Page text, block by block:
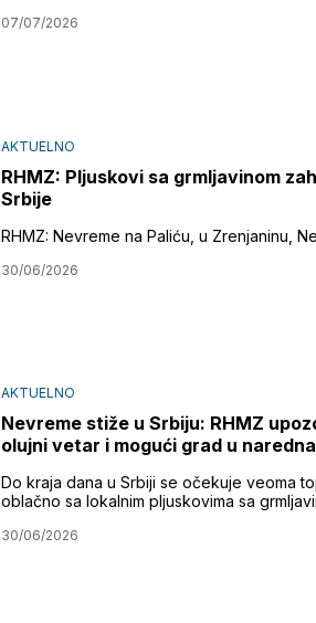
07/07/2026
AKTUELNO
RHMZ: Pljuskovi sa grmljavinom
Srbije
RHMZ: Nevreme na Paliću, u Zrenjaninu,
30/06/2026
AKTUELNO
Nevreme stiže u Srbiju: RHMZ
olujni vetar i mogući grad u
Do kraja dana u Srbiji se očekuje veoma
oblačno sa lokalnim pljuskovima sa
30/06/2026